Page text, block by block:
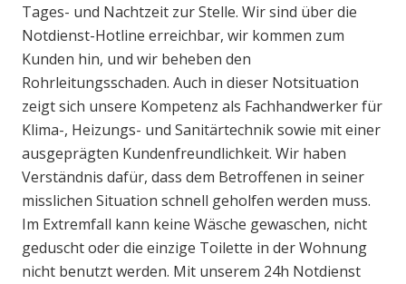
Tages- und Nachtzeit zur Stelle. Wir sind über die
Notdienst-Hotline erreichbar, wir kommen zum
Kunden hin, und wir beheben den
Rohrleitungsschaden. Auch in dieser Notsituation
zeigt sich unsere Kompetenz als Fachhandwerker für
Klima-, Heizungs- und Sanitärtechnik sowie mit einer
ausgeprägten Kundenfreundlichkeit. Wir haben
Verständnis dafür, dass dem Betroffenen in seiner
misslichen Situation schnell geholfen werden muss.
Im Extremfall kann keine Wäsche gewaschen, nicht
geduscht oder die einzige Toilette in der Wohnung
nicht benutzt werden. Mit unserem 24h Notdienst